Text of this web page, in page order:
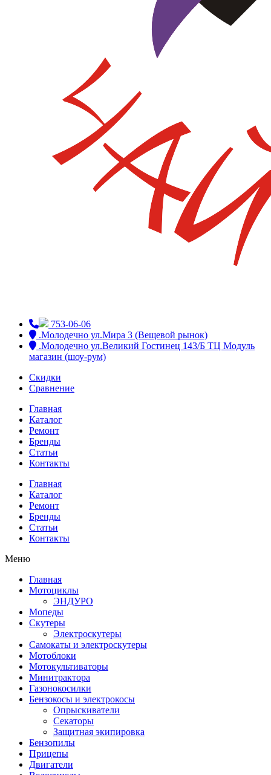
753-06-06
.Молодечно ул.Мира 3 (Вещевой рынок)
.Молодечно ул.Великий Гостинец 143/Б ТЦ Модуль
магазин (шоу-рум)
Скидки
Сравнение
Главная
Каталог
Ремонт
Бренды
Статьи
Контакты
Главная
Каталог
Ремонт
Бренды
Статьи
Контакты
Меню
Главная
Мотоциклы
ЭНДУРО
Мопеды
Скутеры
Электроскутеры
Самокаты и электроскутеры
Мотоблоки
Мотокультиваторы
Минитрактора
Газонокосилки
Бензокосы и электрокосы
Опрыскиватели
Секаторы
Защитная экипировка
Бензопилы
Прицепы
Двигатели